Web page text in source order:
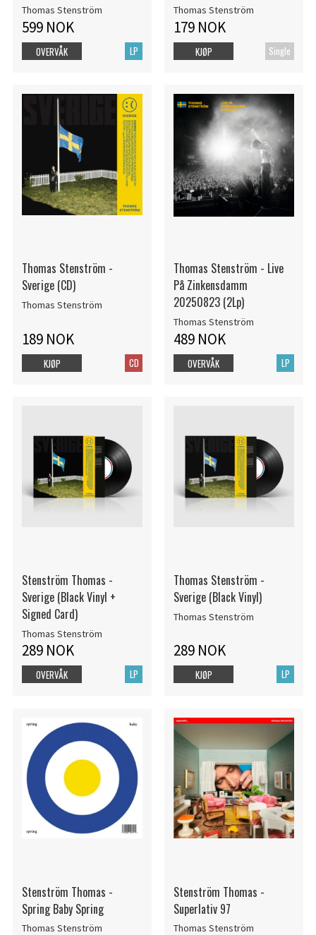
Thomas Stenström
599 NOK
LP
OVERVÅK
Thomas Stenström
179 NOK
Single
KJØP
Thomas Stenström -
Sverige (CD)
Thomas Stenström
189 NOK
CD
KJØP
Thomas Stenström - Live
På Zinkensdamm
20250823 (2Lp)
Thomas Stenström
489 NOK
LP
OVERVÅK
Stenström Thomas -
Sverige (Black Vinyl +
Signed Card)
Thomas Stenström
289 NOK
LP
OVERVÅK
Thomas Stenström -
Sverige (Black Vinyl)
Thomas Stenström
289 NOK
LP
KJØP
Stenström Thomas -
Spring Baby Spring
Thomas Stenström
Stenström Thomas -
Superlativ 97
Thomas Stenström